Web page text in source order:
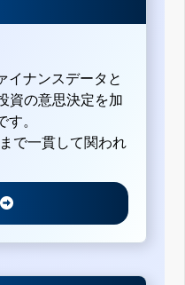
イナンスデータと
資の意思決定を加
す。
で一貫して関われ